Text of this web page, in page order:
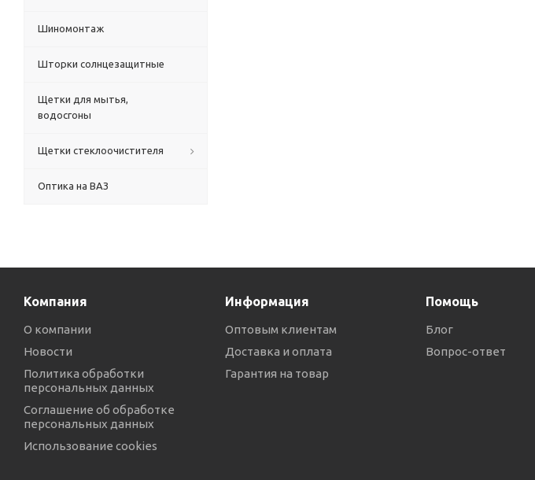
Шиномонтаж
Шторки солнцезащитные
Щетки для мытья,
водосгоны
Щетки стеклоочистителя
Оптика на ВАЗ
Компания
О компании
Новости
Политика обработки
персональных данных
Соглашение об обработке
персональных данных
Использование cookies
Информация
Оптовым клиентам
Доставка и оплата
Гарантия на товар
Помощь
Блог
Вопрос-ответ